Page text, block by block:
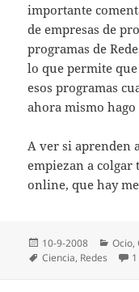
importante
de empresas de
programas de
lo que permite
esos programas
ahora mismo hago
A ver si aprenden
empiezan a colgar
online, que hay
Publicado
el
10-9-2008 Ocio,
Etiquetas
Ciencia, Redes